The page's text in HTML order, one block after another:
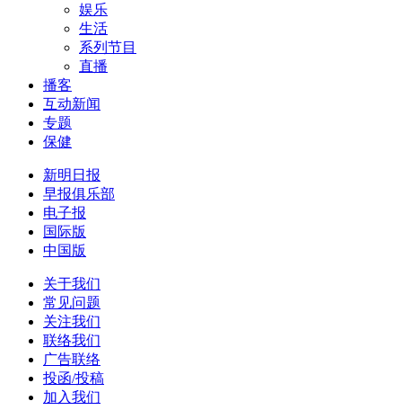
娱乐
生活
系列节目
直播
播客
互动新闻
专题
保健
新明日报
早报俱乐部
电子报
国际版
中国版
关于我们
常见问题
关注我们
联络我们
广告联络
投函/投稿
加入我们